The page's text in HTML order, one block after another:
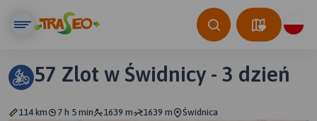
57 Zlot w Świdnicy - 3 dzień
114 km 7 h 5 min 1639 m 1639 m Świdnica